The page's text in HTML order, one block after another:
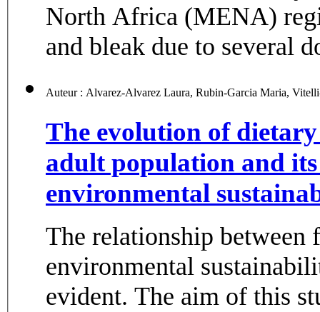
North Africa (MENA)
and bleak due to several
The evolution of
adult population and
environmental
The relationship between
environmental
evident. The aim of this